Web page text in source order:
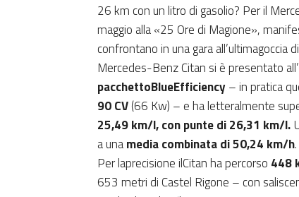
26 km con un litro di gasolio? Per il
maggio alla «25 Ore di Magione»,
confrontano in una gara all’ultimagoccia
Mercedes-Benz Citan si è presentato
pacchettoBlueEfficiency– in pratica
90 CV(66 Kw) – e ha letteralmente
25,49 km/l, con punte di 26,31 km/l.
a unamedia combinata di 50,24 km/h.
Per laprecisione ilCitan ha percorso 448
653 metri di Castel Rigone – con